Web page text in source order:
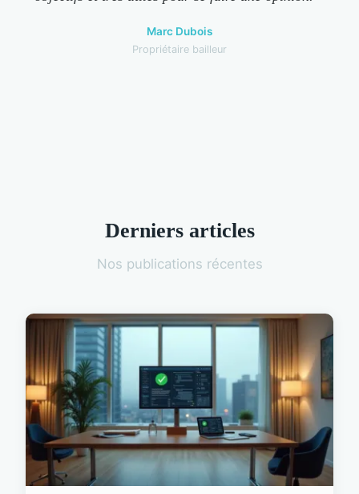
Marc Dubois
Propriétaire bailleur
Derniers articles
Nos publications récentes